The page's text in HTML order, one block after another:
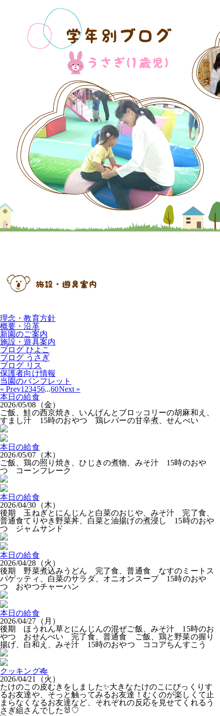
理念・教育方針
概要・沿革
新園のご案内
施設・遊具案内
ブログ ひよこ
ブログ うさぎ
ブログ リス
保護者向け情報
当園のパンフレット
« Prev1 23456...60Next »
本日の給食
2026/05/08（金）
ご飯、鮭の西京焼き、いんげんとブロッコリーの胡麻和え、
すまし汁 15時のおやつ 鶏レバーの甘辛煮、せんべい
本日の給食
2026/05/07（木）
ご飯、鶏の照り焼き、ひじきの煮物、みそ汁 15時のおや
つ コーンフレーク
本日の給食
2026/04/30（木）
後期 玉ねぎとにんじんと白菜のおじや、みそ汁 完了食、
普通食てりやき野菜丼、白菜と油揚げの煮浸し 15時のおや
つ ジャムサンド
本日の給食
2026/04/28（火）
後期 野菜煮込みうどん 完了食、普通食 なすのミートス
パゲッティ、白菜のサラダ、オニオンスープ 15時のおや
つ おやつチャーハン
本日の給食
2026/04/27（月）
後期 ほうれん草とにんじんの混ぜご飯、みそ汁 15時のお
やつ おせんべい 完了食、普通食 ご飯、鶏と野菜の握り
揚げ、白和え、みそ汁 15時のおやつ ココアちんすこう
クッキング🎋
2026/04/21（火）
たけのこの皮むきをしました✨大きなたけのこにびっくりす
るお友達や、そっと触ってみるお友達！むくのが楽しくて止
まらなくなるお友達など、それぞれの反応を見せてくれるう
さぎ組さんでした🐰♡